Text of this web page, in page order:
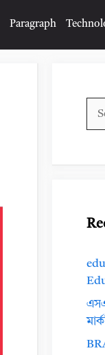
Paragraph